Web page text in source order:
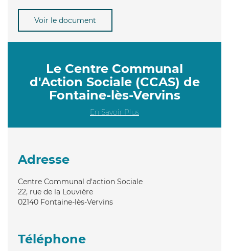
Voir le document
Le Centre Communal
d'Action Sociale (CCAS) de
Fontaine-lès-Vervins
En Savoir Plus
Adresse
Centre Communal d'action Sociale
22, rue de la Louvière
02140 Fontaine-lès-Vervins
Téléphone